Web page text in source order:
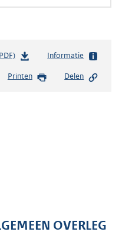
b
s
e
Informatie
Printen Delen
OVERLEG